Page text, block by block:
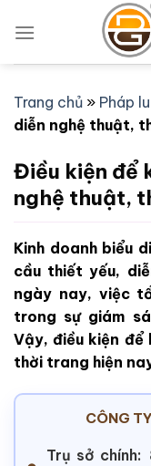
qua
Trang chủ » Pháp
diễn nghệ thuật,
Điều kiện để
nghệ thuật,
Kinh doanh biểu
cầu thiết yếu,
ngày nay, việc
trong sự giám
Vậy, điều kiện để
thời trang hiện
CÔNG
Trụ sở chính: